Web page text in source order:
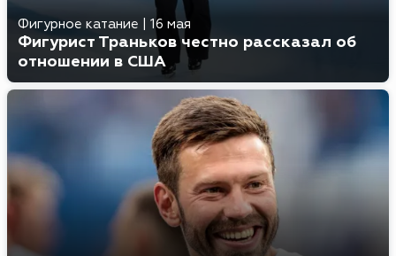
Фигурное катание 16 мая
Фигурист Траньков честно рассказал об
отношении в США